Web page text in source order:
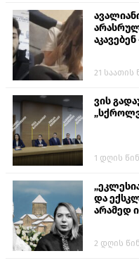
21 საათის
ვის
1 დღის წინ
და
არამედ
2 დღის წინ